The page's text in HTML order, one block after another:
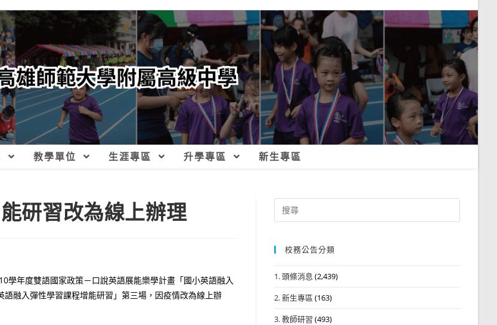
教學單位 生涯專區 升學專區 新生專區
研習改為線上辦理
年度雙語國家政策－口說英語展能樂學計畫「國小英語融入
融入彈性學習課程增能研習」第三場，因疫情改為線上辦
Search
for:
校務公告分類
1. 頭條消息 (2,439)
2. 新生專區 (163)
3. 教師研習 (493)